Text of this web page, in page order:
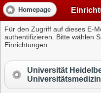
Homepage
Für den Zugriff auf dieses E-
authentifizieren. Bitte wählen
Einrichtungen:
Universität